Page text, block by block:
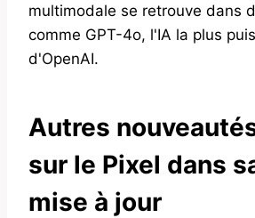
multimodale se retrouve dans
comme GPT-4o, l'IA la plus
d'OpenAI.
Autres
sur le Pixel dans
mise à jour